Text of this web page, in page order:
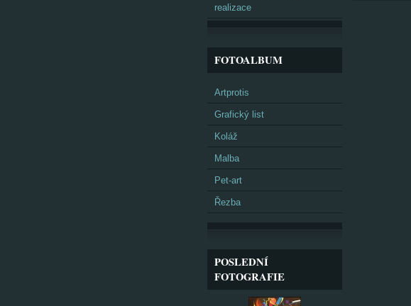
realizace
FOTOALBUM
Artprotis
Grafický list
Koláž
Malba
Pet-art
Řezba
POSLEDNÍ
FOTOGRAFIE